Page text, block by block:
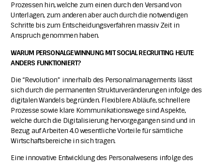
Prozessen hin, welche zum einen durch den Versand von
Unterlagen, zum anderen aber auch durch die notwendigen
Schritte bis zum Entscheidungsverfahren massiv Zeit in
Anspruch genommen haben.
WARUM PERSONALGEWINNUNG MIT SOCIAL RECRUITING HEUTE
ANDERS FUNKTIONIERT?
Die “Revolution” innerhalb des Personalmanagements lässt
sich durch die permanenten Strukturveränderungen infolge des
digitalen Wandels begründen. Flexiblere Abläufe, schnellere
Prozesse sowie klare Kommunikationswege sind Aspekte,
welche durch die Digitalisierung hervorgegangen sind und in
Bezug auf Arbeiten 4.0 wesentliche Vorteile für sämtliche
Wirtschaftsbereiche in sich tragen.
Eine innovative Entwicklung des Personalwesens infolge des